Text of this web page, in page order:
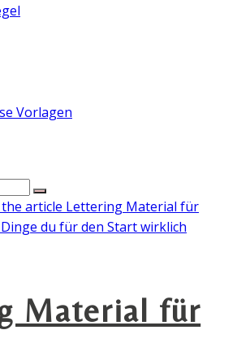
Vorlagen
Material für